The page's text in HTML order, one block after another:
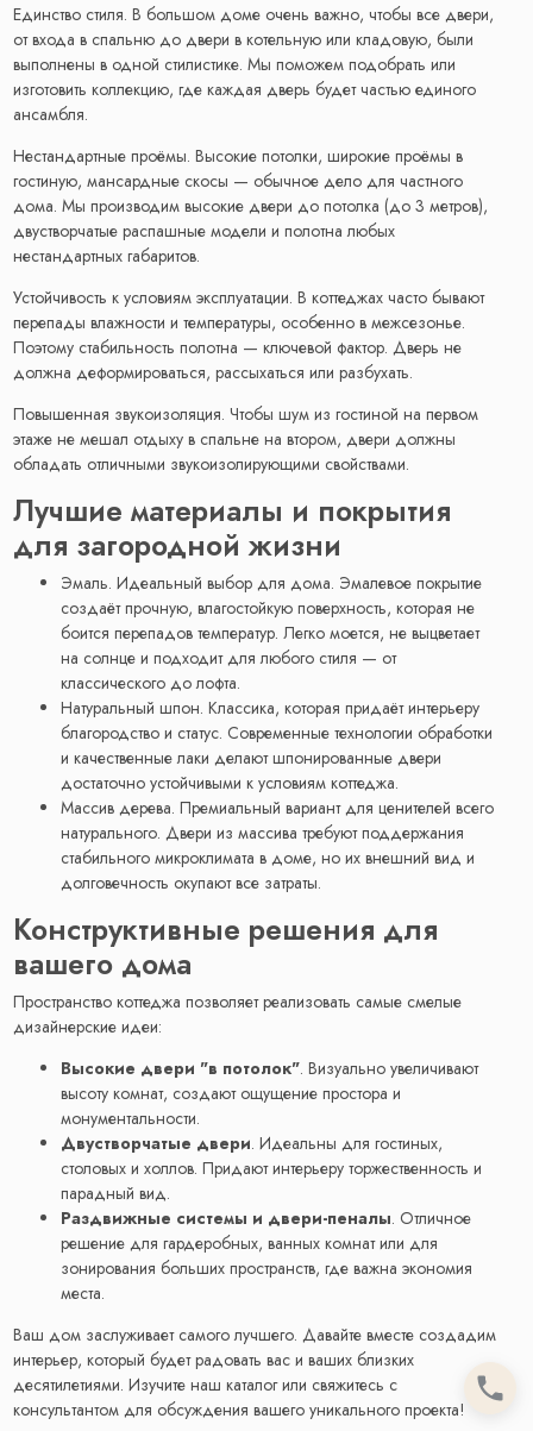
Единство стиля. В большом доме очень важно, чтобы все двери,
от входа в спальню до двери в котельную или кладовую, были
выполнены в одной стилистике. Мы поможем подобрать или
изготовить коллекцию, где каждая дверь будет частью единого
ансамбля.
Нестандартные проёмы. Высокие потолки, широкие проёмы в
гостиную, мансардные скосы — обычное дело для частного
дома. Мы производим высокие двери до потолка (до 3 метров),
двустворчатые распашные модели и полотна любых
нестандартных габаритов.
Устойчивость к условиям эксплуатации. В коттеджах часто бывают
перепады влажности и температуры, особенно в межсезонье.
Поэтому стабильность полотна — ключевой фактор. Дверь не
должна деформироваться, рассыхаться или разбухать.
Повышенная звукоизоляция. Чтобы шум из гостиной на первом
этаже не мешал отдыху в спальне на втором, двери должны
обладать отличными звукоизолирующими свойствами.
Лучшие материалы и покрытия
для загородной жизни
Эмаль. Идеальный выбор для дома. Эмалевое покрытие
создаёт прочную, влагостойкую поверхность, которая не
боится перепадов температур. Легко моется, не выцветает
на солнце и подходит для любого стиля — от
классического до лофта.
Натуральный шпон. Классика, которая придаёт интерьеру
благородство и статус. Современные технологии обработки
и качественные лаки делают шпонированные двери
достаточно устойчивыми к условиям коттеджа.
Массив дерева. Премиальный вариант для ценителей всего
натурального. Двери из массива требуют поддержания
стабильного микроклимата в доме, но их внешний вид и
долговечность окупают все затраты.
Конструктивные решения для
вашего дома
Пространство коттеджа позволяет реализовать самые смелые
дизайнерские идеи:
Высокие двери "в потолок". Визуально увеличивают
высоту комнат, создают ощущение простора и
монументальности.
Двустворчатые двери. Идеальны для гостиных,
столовых и холлов. Придают интерьеру торжественность и
парадный вид.
Раздвижные системы и двери-пеналы. Отличное
решение для гардеробных, ванных комнат или для
зонирования больших пространств, где важна экономия
места.
Ваш дом заслуживает самого лучшего. Давайте вместе создадим
интерьер, который будет радовать вас и ваших близких
десятилетиями. Изучите наш каталог или свяжитесь с
консультантом для обсуждения вашего уникального проекта!